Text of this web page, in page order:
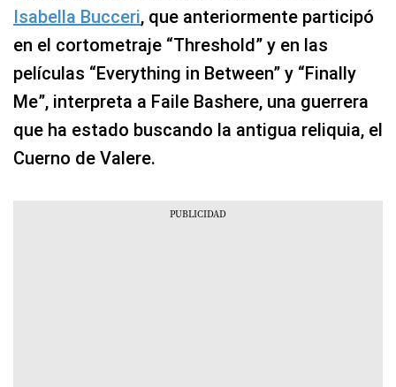
Isabella Bucceri, que anteriormente participó
en el cortometraje “Threshold” y en las
películas “Everything in Between” y “Finally
Me”, interpreta a Faile Bashere, una guerrera
que ha estado buscando la antigua reliquia, el
Cuerno de Valere.